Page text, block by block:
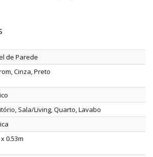
de Parede
Cinza, Preto
Sala/Living, Quarto, Lavabo
0.53m